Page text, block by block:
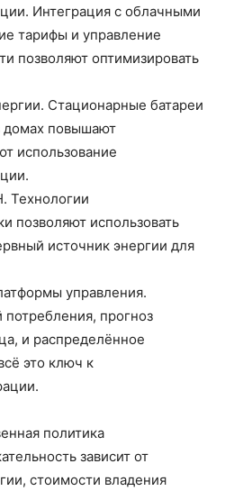
Интеграция с облачными
тарифы и управление
позволяют оптимизировать
Стационарные батареи
домах повышают
использование
Технологии
позволяют использовать
источник энергии для
управления.
прогноз
и распределённое
это ключ к
политика
зависит от
стоимости владения